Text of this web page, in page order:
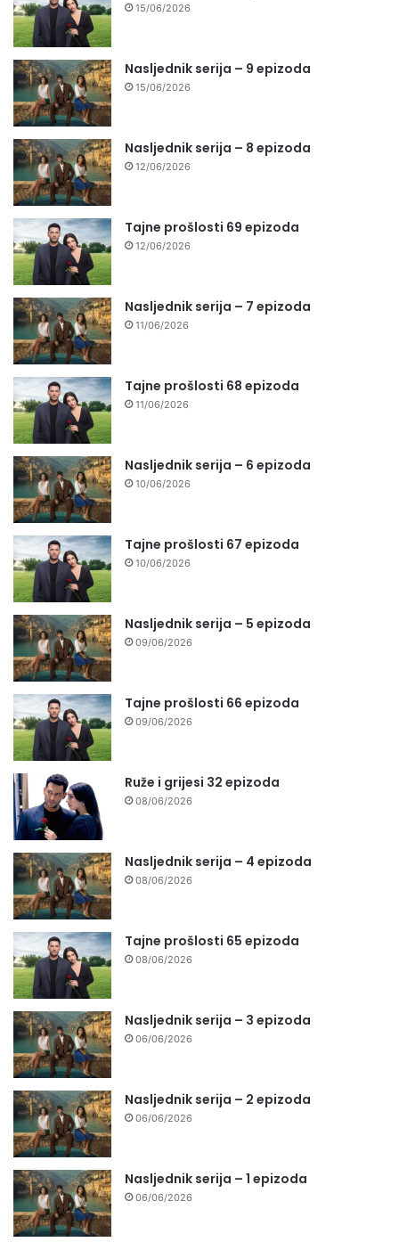
15/06/2026
Nasljednik serija – 9 epizoda
15/06/2026
Nasljednik serija – 8 epizoda
12/06/2026
Tajne prošlosti 69 epizoda
12/06/2026
Nasljednik serija – 7 epizoda
11/06/2026
Tajne prošlosti 68 epizoda
11/06/2026
Nasljednik serija – 6 epizoda
10/06/2026
Tajne prošlosti 67 epizoda
10/06/2026
Nasljednik serija – 5 epizoda
09/06/2026
Tajne prošlosti 66 epizoda
09/06/2026
Ruže i grijesi 32 epizoda
08/06/2026
Nasljednik serija – 4 epizoda
08/06/2026
Tajne prošlosti 65 epizoda
08/06/2026
Nasljednik serija – 3 epizoda
06/06/2026
Nasljednik serija – 2 epizoda
06/06/2026
Nasljednik serija – 1 epizoda
06/06/2026